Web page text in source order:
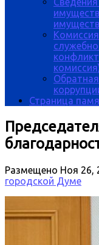
Страница
Размещено Ноя 26,
городской Думе